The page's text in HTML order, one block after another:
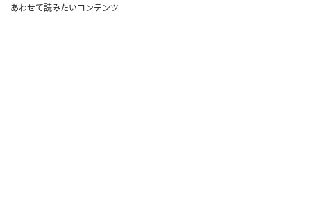
あわせて読みたいコンテンツ